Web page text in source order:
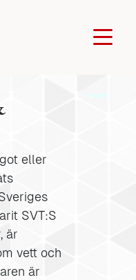
eller
SVT:S
är
vett och
är